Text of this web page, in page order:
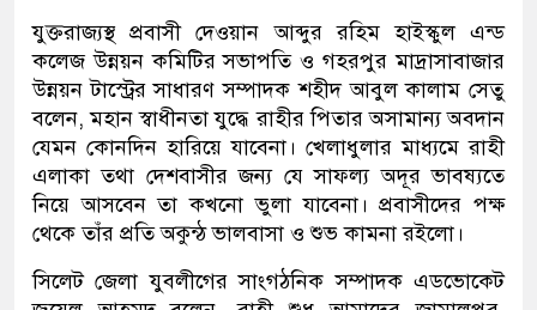
যুক্তরাজ্যস্থ প্রবাসী দেওয়ান আব্দুর রহিম হাইস্কুল এন্ড
কলেজ উন্নয়ন কমিটির সভাপতি ও গহরপুর মাদ্রাসাবাজার
উন্নয়ন টাস্ট্রের সাধারণ সম্পাদক শহীদ আবুল কালাম সেতু
বলেন, মহান স্বাধীনতা যুদ্ধে রাহীর পিতার অসামান্য অবদান
যেমন কোনদিন হারিয়ে যাবেনা। খেলাধুলার মাধ্যমে রাহী
এলাকা তথা দেশবাসীর জন্য যে সাফল্য অদূর ভাবষ্যতে
নিয়ে আসবেন তা কখনো ভুলা যাবেনা। প্রবাসীদের পক্ষ
থেকে তাঁর প্রতি অকুন্ঠ ভালবাসা ও শুভ কামনা রইলো।
সিলেট জেলা যুবলীগের সাংগঠনিক সম্পাদক এডভোকেট